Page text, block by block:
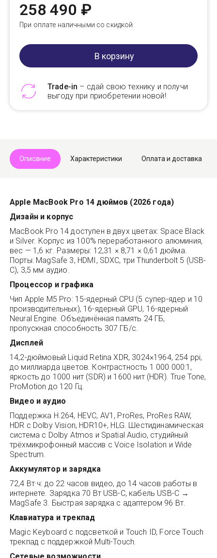
258 490 ₽
При оплате наличными со скидкой
В корзину
Trade-in – сдай свою технику и получи
выгоду при приобретении новой!
Описание Характеристики Оплата и доставка
Apple MacBook Pro 14 дюймов (2026 года)
Дизайн и корпус
MacBook Pro 14 доступен в двух цветах: Space Black
и Silver. Корпус из 100% переработанного алюминия,
вес — 1,6 кг. Размеры: 12,31 × 8,71 × 0,61 дюйма.
Порты: MagSafe 3, HDMI, SDXC, три Thunderbolt 5 (USB-
C), 3,5 мм аудио.
Процессор и графика
Чип Apple M5 Pro: 15-ядерный CPU (5 супер-ядер и 10
производительных), 16-ядерный GPU, 16-ядерный
Neural Engine. Объединённая память 24 ГБ,
пропускная способность 307 ГБ/с.
Дисплей
14,2-дюймовый Liquid Retina XDR, 3024×1964, 254 ppi,
до миллиарда цветов. Контрастность 1 000 000:1,
яркость до 1000 нит (SDR) и 1600 нит (HDR). True Tone,
ProMotion до 120 Гц.
Видео и аудио
Поддержка H.264, HEVC, AV1, ProRes, ProRes RAW,
HDR с Dolby Vision, HDR10+, HLG. Шестидинамическая
система с Dolby Atmos и Spatial Audio, студийный
трёхмикрофонный массив с Voice Isolation и Wide
Spectrum.
Аккумулятор и зарядка
72,4 Вт·ч: до 22 часов видео, до 14 часов работы в
интернете. Зарядка 70 Вт USB-C, кабель USB-C →
MagSafe 3. Быстрая зарядка с адаптером 96 Вт.
Клавиатура и трекпад
Magic Keyboard с подсветкой и Touch ID, Force Touch
трекпад с поддержкой Multi-Touch.